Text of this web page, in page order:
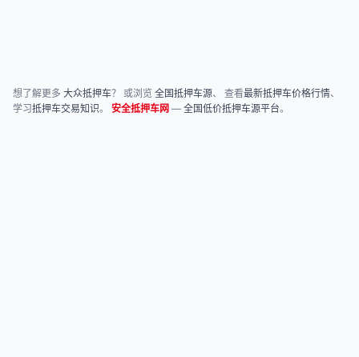
想了解更多 大众抵押车？ 或浏览 全国抵押车源、 查看最新抵押车价格行情、
学习抵押车交易知识。 安全抵押车网 — 全国低价抵押车源平台。